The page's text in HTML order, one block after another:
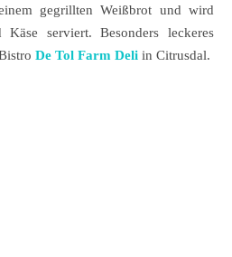
gegrillten Weißbrot und wird
serviert. Besonders leckeres
De Tol Farm Deli in Citrusdal.